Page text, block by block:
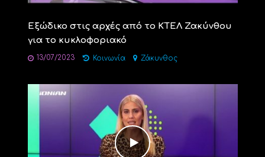
Εξώδικο στις αρχές από το ΚΤΕΛ Ζακύνθου
για το κυκλοφοριακό
13/07/2023 Κοινωνία Ζάκυνθος